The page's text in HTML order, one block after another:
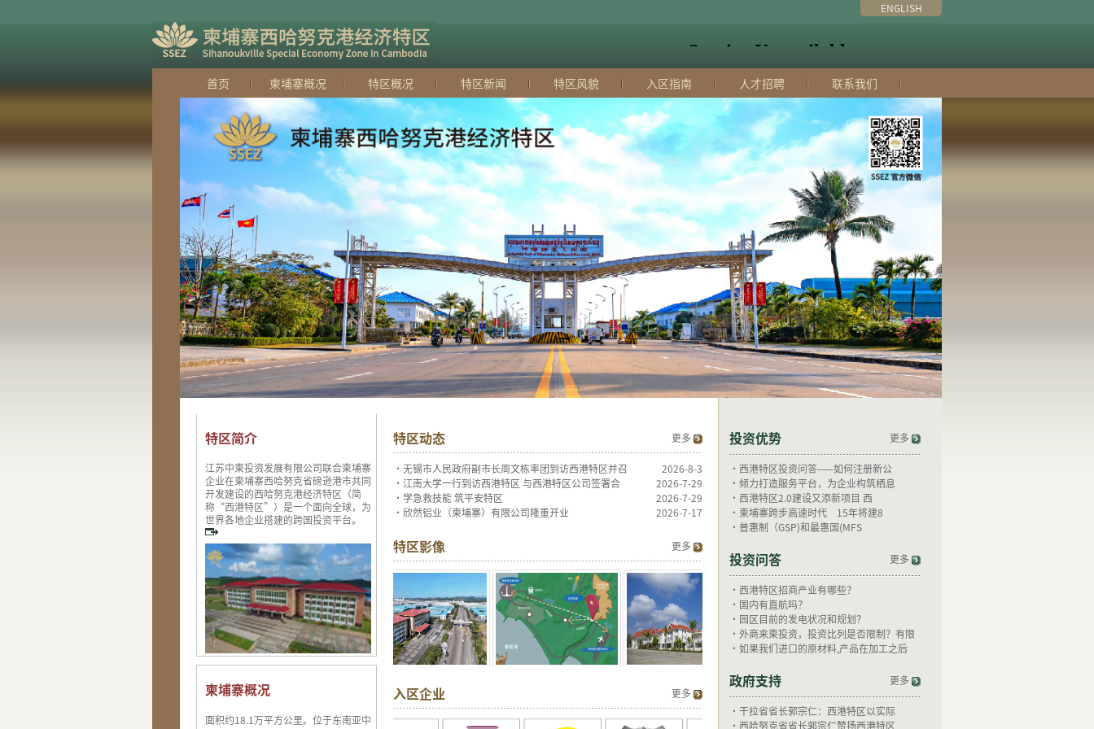
ENGLISH
首页 柬埔寨概况 特区概况 特区新闻 特区风貌 入区指南 人才招聘 联系我们
特区简介
江苏中柬投资发展有限公司联合柬埔寨
企业在柬埔寨西哈努克省磅逊港市共同
开发建设的西哈努克港经济特区（简
称“西港特区”）是一个面向全球，为
世界各地企业搭建的跨国投资平台。
柬埔寨概况
面积约18.1万平方公里。位于东南亚中
特区动态 更多
· 无锡市人民政府副市长周文栋率团到访西港特区并召
2026-8-3
· 江南大学一行到访西港特区 与西港特区公司签署合
2026-7-29
· 学急救技能 筑平安特区
2026-7-29
· 欣然铝业（柬埔寨）有限公司隆重开业 2026-7-17
特区影像 更多
入区企业 更多
投资优势 更多
· 西港特区投资问答——如何注册新公
· 倾力打造服务平台，为企业构筑栖息
· 西港特区2.0建设又添新项目 西
· 柬埔寨跨步高速时代 15年将建8
· 普惠制（GSP)和最惠国(MFS
投资问答 更多
· 西港特区招商产业有哪些？
· 国内有直航吗？
· 园区目前的发电状况和规划？
· 外商来柬投资，投资比列是否限制？有限
· 如果我们进口的原材料,产品在加工之后
政府支持 更多
· 干拉省省长郭宗仁：西港特区以实际
· 西哈努克省省长郭宗仁赞扬西港特区